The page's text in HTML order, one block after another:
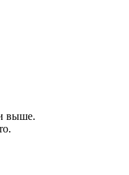
выше.